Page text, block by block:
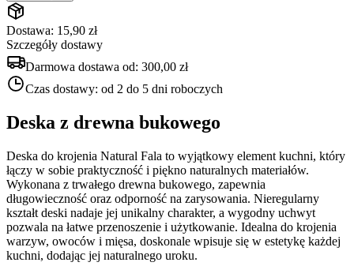
Dostawa: 15,90 zł
Szczegóły dostawy
Darmowa dostawa od: 300,00 zł
Czas dostawy: od 2 do 5 dni roboczych
Deska z drewna bukowego
Deska do krojenia Natural Fala to wyjątkowy element kuchni, który
łączy w sobie praktyczność i piękno naturalnych materiałów.
Wykonana z trwałego drewna bukowego, zapewnia
długowieczność oraz odporność na zarysowania. Nieregularny
kształt deski nadaje jej unikalny charakter, a wygodny uchwyt
pozwala na łatwe przenoszenie i użytkowanie. Idealna do krojenia
warzyw, owoców i mięsa, doskonale wpisuje się w estetykę każdej
kuchni, dodając jej naturalnego uroku.